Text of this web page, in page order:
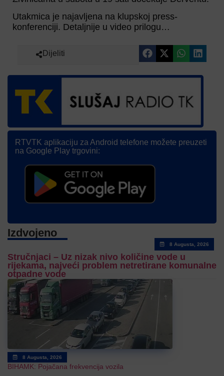
Utakmica je najavljena na klupskoj press-
konferenciji. Detaljnije u video prilogu…
Dijeliti
RTVTK aplikaciju za Android telefone možete preuzeti
na Google Play trgovini:
Izdvojeno
8 Augusta, 2026
Stručnjaci – Uz nizak nivo količine vode u
rijekama, najveći problem netretirane komunalne
otpadne vode
8 Augusta, 2026
BIHAMK: Pojačana frekvencija vozila